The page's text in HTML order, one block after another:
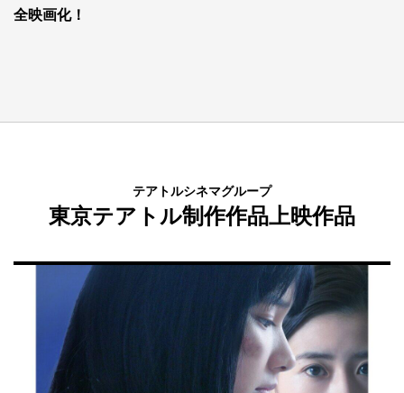
全映画化！
テアトルシネマグループ
東京テアトル制作作品上映作品